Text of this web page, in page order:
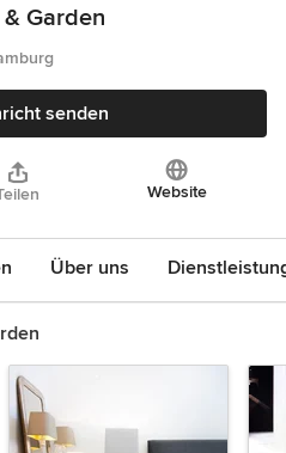
Garden
senden
Website
Über uns